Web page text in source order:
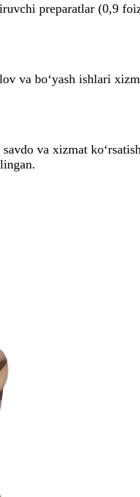
preparatlar (0,9
va bo‘yash ishlari
va xizmat